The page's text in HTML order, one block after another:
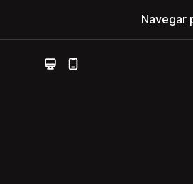
Navegar